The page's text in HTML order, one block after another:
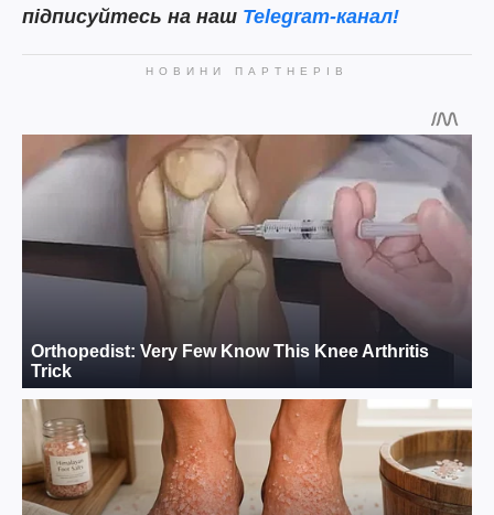
підписуйтесь на наш Telegram-канал!